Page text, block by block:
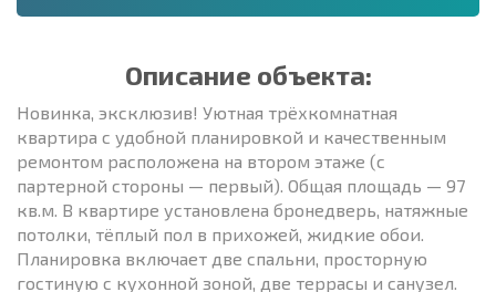
Описание объекта:
Новинка, эксклюзив! Уютная трёхкомнатная
квартира с удобной планировкой и качественным
ремонтом расположена на втором этаже (с
партерной стороны — первый). Общая площадь — 97
кв.м. В квартире установлена бронедверь, натяжные
потолки, тёплый пол в прихожей, жидкие обои.
Планировка включает две спальни, просторную
гостиную с кухонной зоной, две террасы и санузел.